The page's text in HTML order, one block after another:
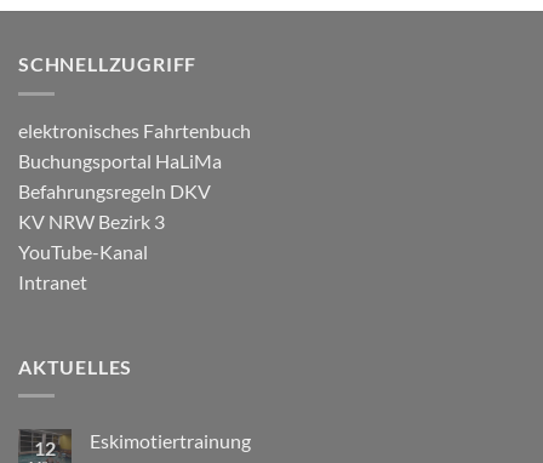
SCHNELLZUGRIFF
elektronisches Fahrtenbuch
Buchungsportal HaLiMa
Befahrungsregeln DKV
KV NRW Bezirk 3
YouTube-Kanal
Intranet
AKTUELLES
12 Eskimotiertrainung